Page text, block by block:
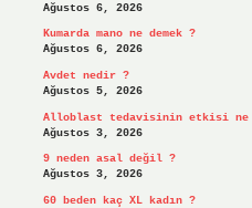
Ağustos 6, 2026
Kumarda mano ne demek ?
Ağustos 6, 2026
Avdet nedir ?
Ağustos 5, 2026
Alloblast tedavisinin etkisi ne
Ağustos 3, 2026
9 neden asal değil ?
Ağustos 3, 2026
60 beden kaç XL kadın ?